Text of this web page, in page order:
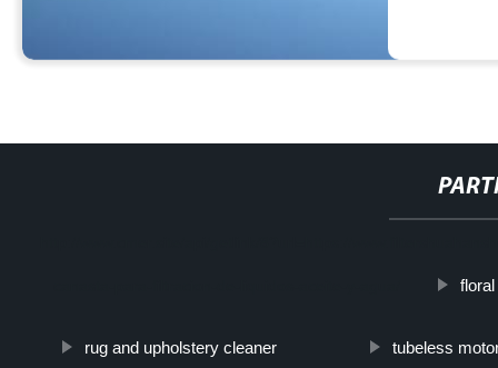
rug and upholstery cleaner tubeless